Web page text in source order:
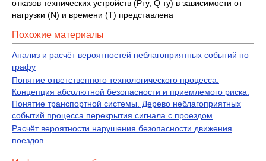
отказов технических устройств (Рту, Q ту) в зависимости от
нагрузки (N) и времени (T) представлена
Похожие материалы
Анализ и расчёт вероятностей неблагоприятных событий по
графу
Понятие ответственного технологического процесса.
Концепция абсолютной безопасности и приемлемого риска.
Понятие транспортной системы. Дерево неблагоприятных
событий процесса перекрытия сигнала с проездом
Расчёт вероятности нарушения безопасности движения
поездов